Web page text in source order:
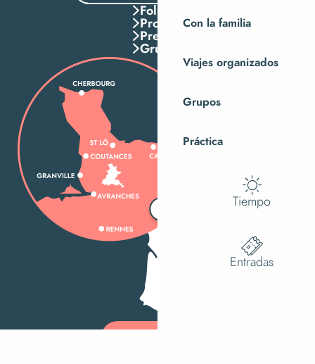
Con la familia
Viajes organizados
Grupos
Práctica
Tiempo
Entradas
Folletos
Pros
Press
Grupos